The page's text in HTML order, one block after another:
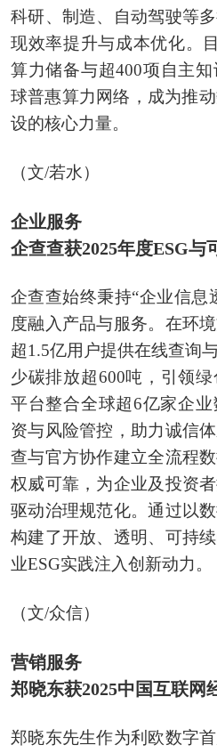
科研、制造、自动驾驶等
现效率提升与成本优化。
算力储备与超400项自主
球普惠算力网络，成为推
设的核心力量。
（文/若水）
企业服务
企查查获2025年度ESG与
企查查始终秉持“企业信息
度融入产品与服务。在环
超1.5亿用户提供在线查询
少碳排放超600吨，引领
平台整合全球超6亿家企
资与风险管控，助力诚信
查与官方协作建立全流程
权威可靠，为企业及投资
驱动治理规范化。通过以
构建了开放、透明、可持
业ESG实践注入创新动力。
（文/众信）
营销服务
郑晓东获2025中国互联网
郑晓东先生作为利欧数字